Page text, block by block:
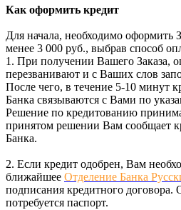
Как оформить кредит
Для начала, необходимо оформить
менее 3 000 руб., выбрав способ
1. При получении Вашего Заказа,
перезванивают и с Ваших слов
После чего, в течение 5-10 минут
Банка связываются с Вами по
Решение по кредитованию
принятом решении Вам сообщает
Банка.
2. Если кредит одобрен, Вам
ближайшее Отделение Банка
подписания кредитного договора.
потребуется паспорт.